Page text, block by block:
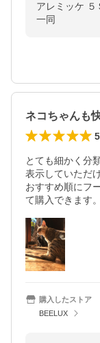
アレミッケ ５
一同
ネコちゃんも
5
とても細かく分
表示していただ
おすすめ順にフ
て購入できます。
購入したストア
BEELUX